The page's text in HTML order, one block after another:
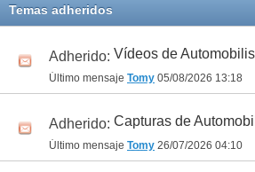
Temas adheridos
Adherido: Vídeos de
Último mensaje Tomy 05/08/2026 13:18
Adherido: Capturas de
Último mensaje Tomy 26/07/2026 04:10